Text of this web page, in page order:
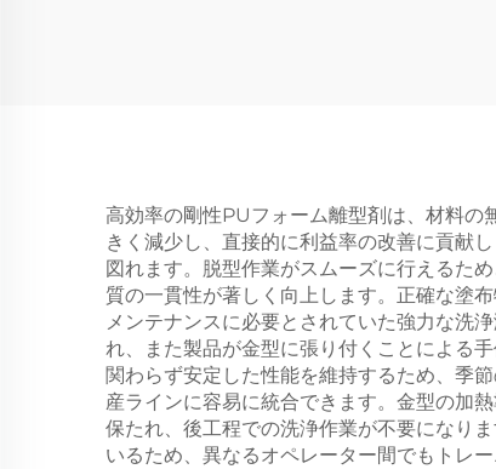
高効率の剛性PUフォーム離型剤は、材料の
きく減少し、直接的に利益率の改善に貢献
図れます。脱型作業がスムーズに行えるた
質の一貫性が著しく向上します。正確な塗
メンテナンスに必要とされていた強力な洗
れ、また製品が金型に張り付くことによる
関わらず安定した性能を維持するため、季
産ラインに容易に統合できます。金型の加
保たれ、後工程での洗浄作業が不要になり
いるため、異なるオペレーター間でもトレ